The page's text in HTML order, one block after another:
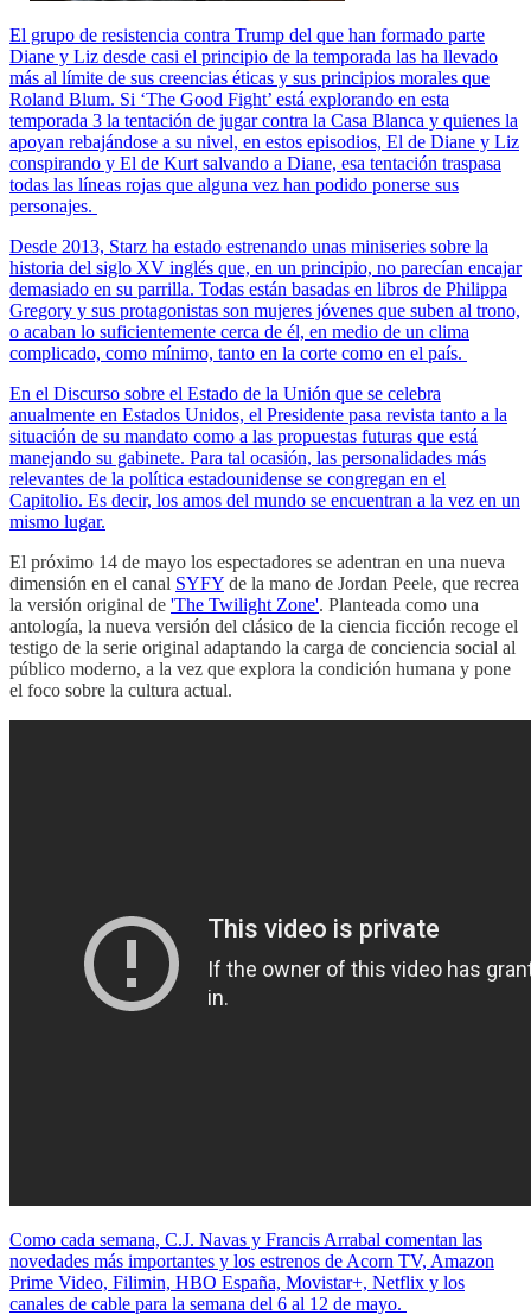
El grupo de resistencia contra Trump del que han formado parte
Diane y Liz desde casi el principio de la temporada las ha llevado
más al límite de sus creencias éticas y sus principios morales que
Roland Blum. Si ‘The Good Fight’ está explorando en esta
temporada 3 la tentación de jugar contra la Casa Blanca y quienes la
apoyan rebajándose a su nivel, en estos episodios, El de Diane y Liz
conspirando y El de Kurt salvando a Diane, esa tentación traspasa
todas las líneas rojas que alguna vez han podido ponerse sus
personajes.
Desde 2013, Starz ha estado estrenando unas miniseries sobre la
historia del siglo XV inglés que, en un principio, no parecían encajar
demasiado en su parrilla. Todas están basadas en libros de Philippa
Gregory y sus protagonistas son mujeres jóvenes que suben al trono,
o acaban lo suficientemente cerca de él, en medio de un clima
complicado, como mínimo, tanto en la corte como en el país.
En el Discurso sobre el Estado de la Unión que se celebra
anualmente en Estados Unidos, el Presidente pasa revista tanto a la
situación de su mandato como a las propuestas futuras que está
manejando su gabinete. Para tal ocasión, las personalidades más
relevantes de la política estadounidense se congregan en el
Capitolio. Es decir, los amos del mundo se encuentran a la vez en un
mismo lugar.
El próximo 14 de mayo los espectadores se adentran en una nueva
dimensión en el canal SYFY de la mano de Jordan Peele, que recrea
la versión original de 'The Twilight Zone'. Planteada como una
antología, la nueva versión del clásico de la ciencia ficción recoge el
testigo de la serie original adaptando la carga de conciencia social al
público moderno, a la vez que explora la condición humana y pone
el foco sobre la cultura actual.
Como cada semana, C.J. Navas y Francis Arrabal comentan las
novedades más importantes y los estrenos de Acorn TV, Amazon
Prime Video, Filimin, HBO España, Movistar+, Netflix y los
canales de cable para la semana del 6 al 12 de mayo.